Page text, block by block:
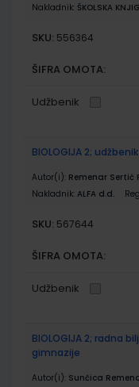
Nakladnik: ŠKOLSKA
SKU: 556364
ŠIFRA OMOTA:
Udžbenik
BIOLOGIJA 2;
Autor(i): Remenar Sertić
Nakladnik: ALFA d.d.
SKU: 567644
ŠIFRA OMOTA:
Udžbenik
BIOLOGIJA 2; radna
gimnazije
Autor(i): Sunčica